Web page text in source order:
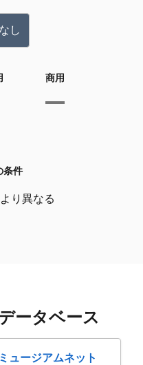
し
商用
条件
り異なる
ータベース
ュージアムネット